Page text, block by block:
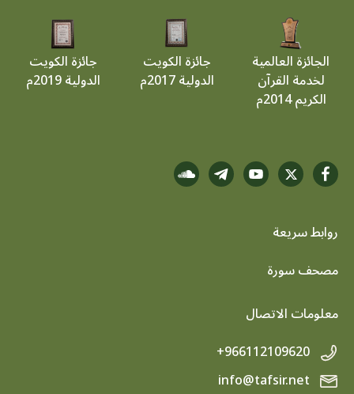
الجائزة العالمية
لخدمة القرآن
الكريم 2014م
جائزة الكويت
الدولية 2017م
جائزة الكويت
الدولية 2019م
روابط سريعة
footer menu
مصحف سورة
معلومات الاتصال
+966112109620